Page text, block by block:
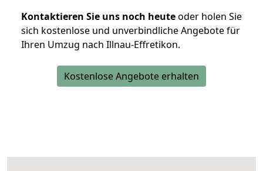
Kontaktieren Sie uns noch heuteoder holen Sie
sich kostenlose und unverbindliche Angebote für
Ihren Umzug nach Illnau-Effretikon.
Kostenlose Angebote erhalten